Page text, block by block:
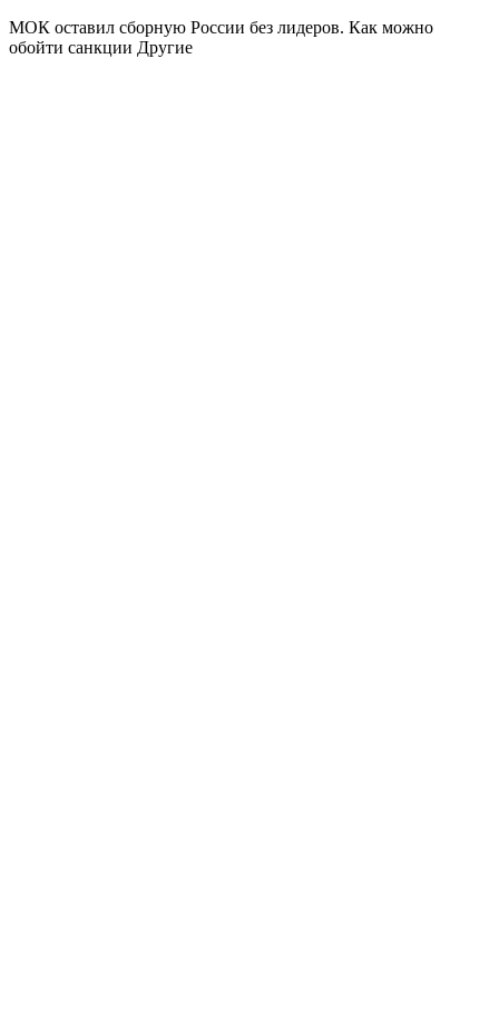
МОК оставил сборную России без лидеров. Как можно
обойти санкции Другие